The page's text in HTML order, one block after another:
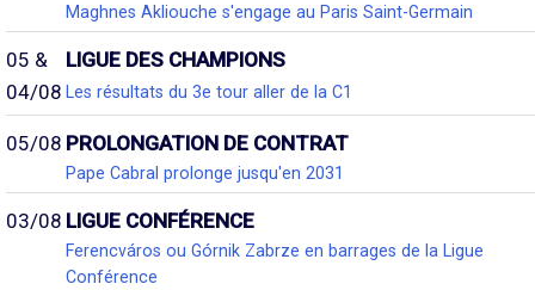
Maghnes Akliouche s'engage au Paris Saint-Germain
05 &
04/08
LIGUE DES CHAMPIONS
Les résultats du 3e tour aller de la C1
05/08 PROLONGATION DE CONTRAT
Pape Cabral prolonge jusqu'en 2031
03/08 LIGUE CONFÉRENCE
Ferencváros ou Górnik Zabrze en barrages de la Ligue
Conférence